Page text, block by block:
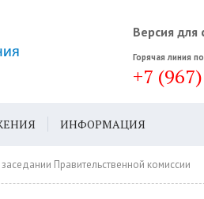
Версия для
Горячая линия
+7
ИНФОРМАЦИЯ
Правительственной комиссии